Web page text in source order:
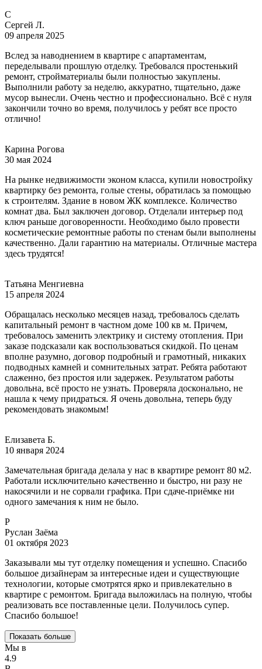
С
Сергей Л.
09 апреля 2025
Вслед за наводнением в квартире с апартаментам,
переделывали прошлую отделку. Требовался простенький
ремонт, стройматериалы были полностью закуплены.
Выполнили работу за неделю, аккуратно, тщательно, даже
мусор вынесли. Очень честно и профессионально. Всё с нуля
закончили точно во время, получилось у ребят все просто
отлично!
Карина Рогова
30 мая 2024
На рынке недвижимости эконом класса, купили новостройку
квартирку без ремонта, голые стены, обратилась за помощью
к строителям. Здание в новом ЖК комплексе. Количество
комнат два. Был заключен договор. Отделали интерьер под
ключ раньше договоренности. Необходимо было провести
косметические ремонтные работы по стенам были выполнены
качественно. Дали гарантию на материалы. Отличные мастера
здесь трудятся!
Татьяна Менгиевна
15 апреля 2024
Обращалась несколько месяцев назад, требовалось сделать
капитальный ремонт в частном доме 100 кв м. Причем,
требовалось заменить электрику и систему отопления. При
заказе подсказали как воспользоваться скидкой. По ценам
вполне разумно, договор подробный и грамотный, никаких
подводных камней и сомнительных затрат. Ребята работают
слаженно, без простоя или задержек. Результатом работы
довольна, всё просто не узнать. Проверяла досконально, не
нашла к чему придраться. Я очень довольна, теперь буду
рекомендовать знакомым!
Елизавета Б.
10 января 2024
Замечательная бригада делала у нас в квартире ремонт 80 м2.
Работали исключительно качественно и быстро, ни разу не
накосячили и не сорвали графика. При сдаче-приёмке ни
одного замечания к ним не было.
Р
Руслан Заёма
01 октября 2023
Заказывали мы тут отделку помещения и успешно. Спасибо
большое дизайнерам за интересные идеи и существующие
технологии, которые смотрятся ярко и привлекательно в
квартире с ремонтом. Бригада выложилась на полную, чтобы
реализовать все поставленные цели. Получилось супер.
Спасибо большое!
Показать больше
Мы в
4.9